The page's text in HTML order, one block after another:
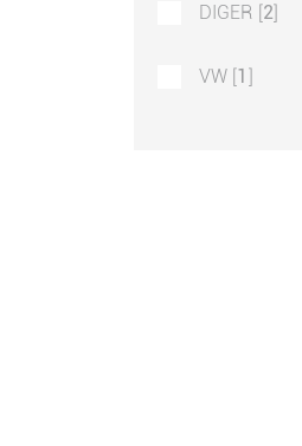
DIGER [2]
VW [1 ]